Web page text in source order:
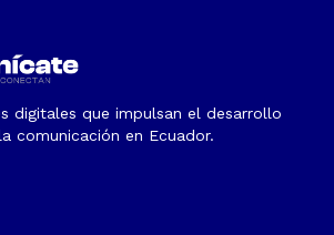
digitales que impulsan el desarrollo
comunicación en Ecuador.